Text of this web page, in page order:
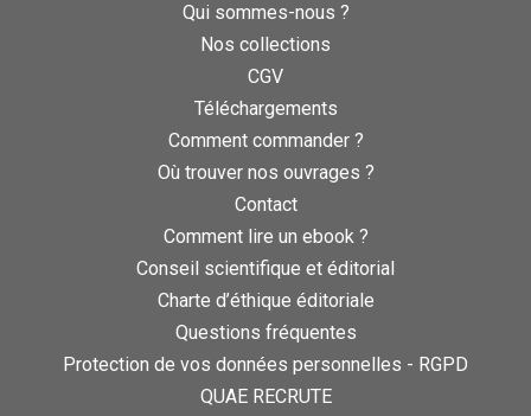
Qui sommes-nous ?
Nos collections
CGV
Téléchargements
Comment commander ?
Où trouver nos ouvrages ?
Contact
Comment lire un ebook ?
Conseil scientifique et éditorial
Charte d’éthique éditoriale
Questions fréquentes
Protection de vos données personnelles - RGPD
QUAE RECRUTE